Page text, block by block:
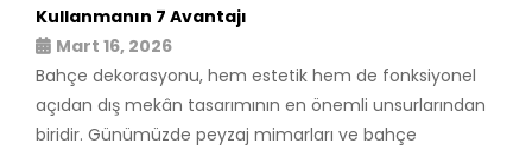
Kullanmanın 7 Avantajı
Mart 16, 2026
Bahçe dekorasyonu, hem estetik hem de fonksiyonel
açıdan dış mekân tasarımının en önemli unsurlarından
biridir. Günümüzde peyzaj mimarları ve bahçe